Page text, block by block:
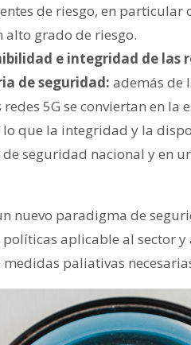
de riesgo, en particular
alto grado de riesgo.
e integridad de las
de seguridad: además de
5G se conviertan en la
que la integridad y la
seguridad nacional y en
nuevo paradigma de
aplicable al sector y
paliativas